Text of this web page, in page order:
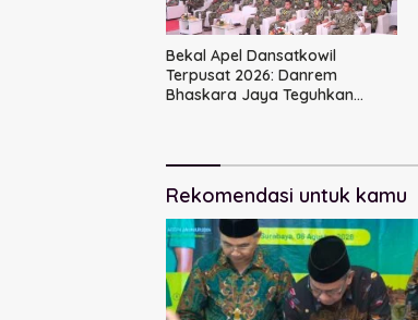
Bekal Apel Dansatkowil
Terpusat 2026: Danrem
Bhaskara Jaya Teguhkan
Rekomendasi untuk kamu